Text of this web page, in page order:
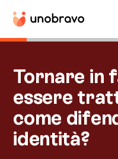
Tornare in
essere
come
identità?